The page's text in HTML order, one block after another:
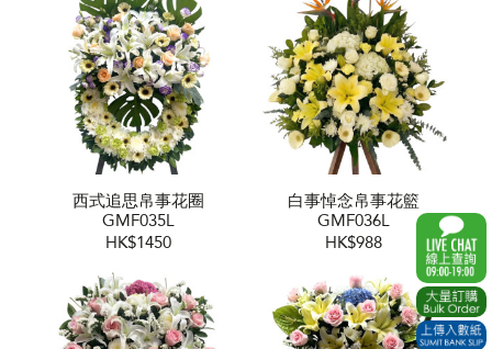
西式追思帛事花圈
GMF035L
HK$1450
白事悼念帛事花籃
GMF036L
HK$988